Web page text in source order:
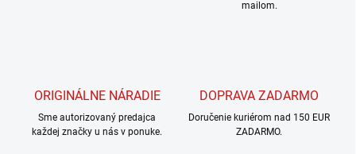
mailom.
ORIGINÁLNE NÁRADIE
Sme autorizovaný predajca
každej značky u nás v ponuke.
DOPRAVA ZADARMO
Doručenie kuriérom nad 150 EUR
ZADARMO.